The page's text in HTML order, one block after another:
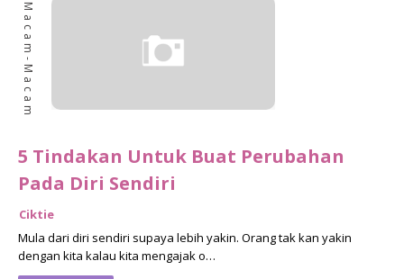
Macam-Macam
5 Tindakan Untuk Buat Perubahan
Pada Diri Sendiri
Ciktie
Mula dari diri sendiri supaya lebih yakin. Orang tak kan yakin
dengan kita kalau kita mengajak o…